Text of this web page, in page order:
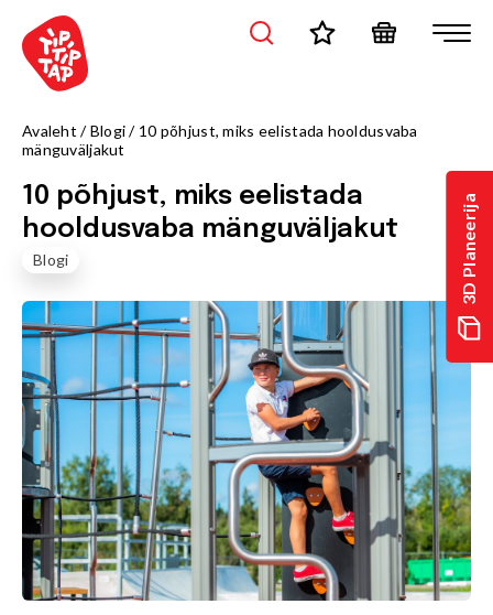
3D Planeerija
Avaleht /Blogi/ 10 põhjust, miks eelistada hooldusvaba
mänguväljakut
10 põhjust, miks eelistada
hooldusvaba mänguväljakut
Blogi